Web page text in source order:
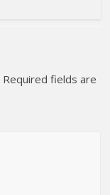
Required fields are